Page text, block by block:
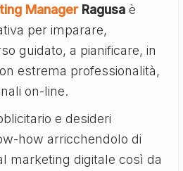
ManagerRagusa è
per imparare,
guidato, a pianificare, in
estrema professionalità,
on-line.
e desideri
how arricchendolo di
marketing digitale così da